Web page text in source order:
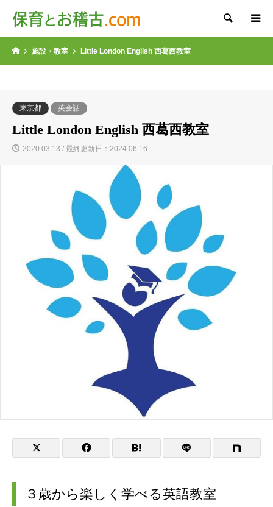
検索
施設・教室 Little London English 西葛西教室
東京都 英会話
Little London English 西葛西教室
2020.03.13 / 最終更新日：2024.06.16
３歳から楽しく学べる英語教室